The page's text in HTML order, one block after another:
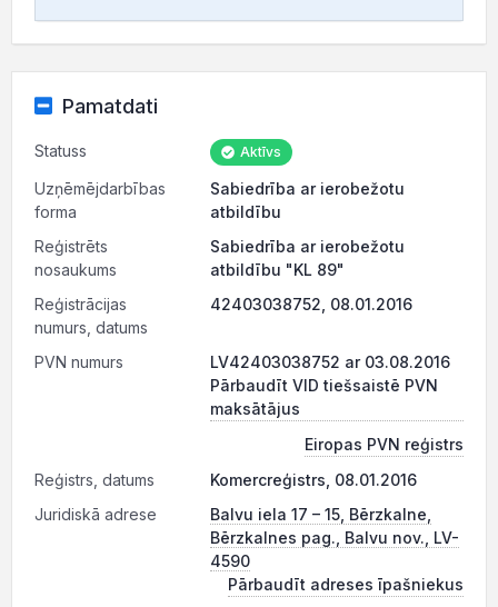
Pamatdati
Statuss Aktīvs
Uzņēmējdarbības
forma
Sabiedrība ar ierobežotu
atbildību
Reģistrēts
nosaukums
Sabiedrība ar ierobežotu
atbildību "KL 89"
Reģistrācijas
numurs, datums
42403038752, 08.01.2016
PVN numurs
LV42403038752 ar 03.08.2016
Pārbaudīt VID tiešsaistē PVN
maksātājus
Eiropas PVN reģistrs
Reģistrs, datums
Komercreģistrs, 08.01.2016
Juridiskā adrese
Balvu iela 17 – 15, Bērzkalne,
Bērzkalnes pag., Balvu nov., LV-
4590
Pārbaudīt adreses īpašniekus